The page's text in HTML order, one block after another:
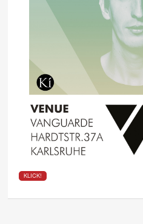
KLICK!